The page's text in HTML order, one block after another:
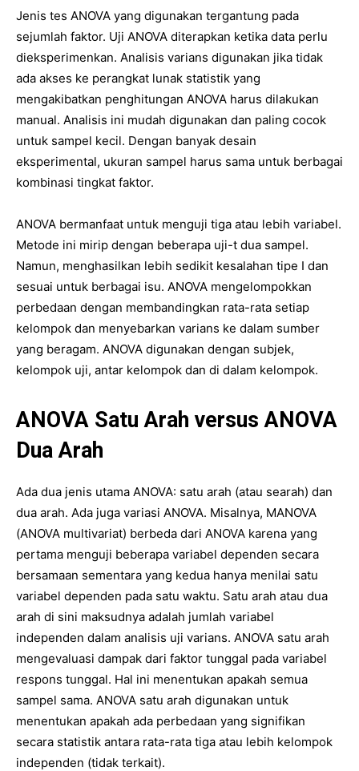
Jenis tes ANOVA yang digunakan tergantung pada
sejumlah faktor. Uji ANOVA diterapkan ketika data perlu
dieksperimenkan. Analisis varians digunakan jika tidak
ada akses ke perangkat lunak statistik yang
mengakibatkan penghitungan ANOVA harus dilakukan
manual. Analisis ini mudah digunakan dan paling cocok
untuk sampel kecil. Dengan banyak desain
eksperimental, ukuran sampel harus sama untuk berbagai
kombinasi tingkat faktor.
ANOVA bermanfaat untuk menguji tiga atau lebih variabel.
Metode ini mirip dengan beberapa uji-t dua sampel.
Namun, menghasilkan lebih sedikit kesalahan tipe I dan
sesuai untuk berbagai isu. ANOVA mengelompokkan
perbedaan dengan membandingkan rata-rata setiap
kelompok dan menyebarkan varians ke dalam sumber
yang beragam. ANOVA digunakan dengan subjek,
kelompok uji, antar kelompok dan di dalam kelompok.
ANOVA Satu Arah versus ANOVA
Dua Arah
Ada dua jenis utama ANOVA: satu arah (atau searah) dan
dua arah. Ada juga variasi ANOVA. Misalnya, MANOVA
(ANOVA multivariat) berbeda dari ANOVA karena yang
pertama menguji beberapa variabel dependen secara
bersamaan sementara yang kedua hanya menilai satu
variabel dependen pada satu waktu. Satu arah atau dua
arah di sini maksudnya adalah jumlah variabel
independen dalam analisis uji varians. ANOVA satu arah
mengevaluasi dampak dari faktor tunggal pada variabel
respons tunggal. Hal ini menentukan apakah semua
sampel sama. ANOVA satu arah digunakan untuk
menentukan apakah ada perbedaan yang signifikan
secara statistik antara rata-rata tiga atau lebih kelompok
independen (tidak terkait).